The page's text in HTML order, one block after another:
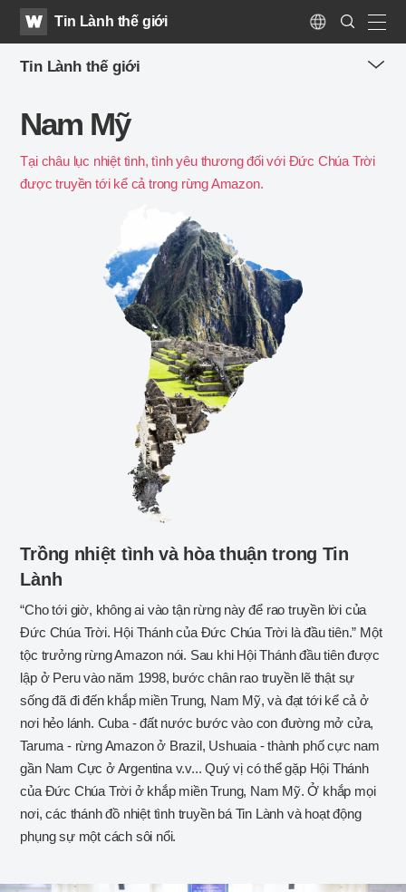
WATVTin Lành thế giới
Language
Search
Submit
Tin Lành thế giới
Nam Mỹ
Tại châu lục nhiệt tình, tình yêu thương đối với Đức Chúa Trời
được truyền tới kể cả trong rừng Amazon.
Trồng nhiệt tình và hòa thuận trong Tin
Lành
“Cho tới giờ, không ai vào tận rừng này để rao truyền lời của
Đức Chúa Trời. Hội Thánh của Đức Chúa Trời là đầu tiên.” Một
tộc trưởng rừng Amazon nói. Sau khi Hội Thánh đầu tiên được
lập ở Peru vào năm 1998, bước chân rao truyền lẽ thật sự
sống đã đi đến khắp miền Trung, Nam Mỹ, và đạt tới kể cả ở
nơi hẻo lánh. Cuba - đất nước bước vào con đường mở cửa,
Taruma - rừng Amazon ở Brazil, Ushuaia - thành phố cực nam
gần Nam Cực ở Argentina v.v... Quý vị có thể gặp Hội Thánh
của Đức Chúa Trời ở khắp miền Trung, Nam Mỹ. Ở khắp mọi
nơi, các thánh đồ nhiệt tình truyền bá Tin Lành và hoạt động
phụng sự một cách sôi nổi.